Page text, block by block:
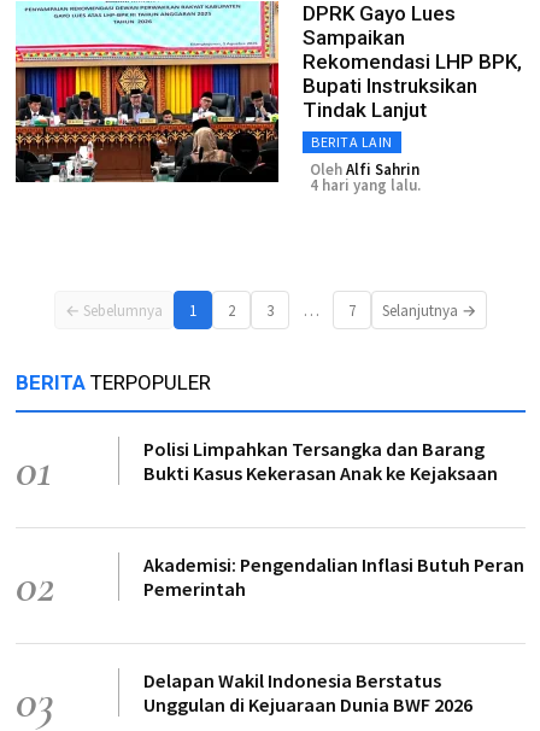
DPRK Gayo Lues
Sampaikan
Rekomendasi LHP BPK,
Bupati Instruksikan
Tindak Lanjut
BERITA LAIN
OlehAlfi Sahrin
4 hari yang lalu.
← Sebelumnya 1 2 3 … 7 Selanjutnya →
BERITA TERPOPULER
01
Polisi Limpahkan Tersangka dan Barang
Bukti Kasus Kekerasan Anak ke Kejaksaan
02
Akademisi: Pengendalian Inflasi Butuh Peran
Pemerintah
03
Delapan Wakil Indonesia Berstatus
Unggulan di Kejuaraan Dunia BWF 2026